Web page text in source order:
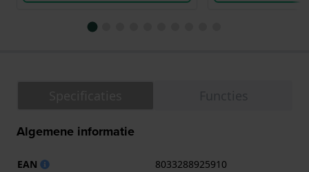
Algemene informatie
EAN
8033288925910